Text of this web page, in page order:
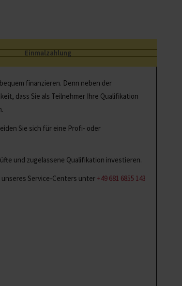
Einmalzahlung
finanzieren. Denn neben der
dass Sie als Teilnehmer Ihre Qualifikation
Sie sich für eine Profi- oder
und zugelassene Qualifikation investieren.
Service-Centers unter +49 681 6855 143